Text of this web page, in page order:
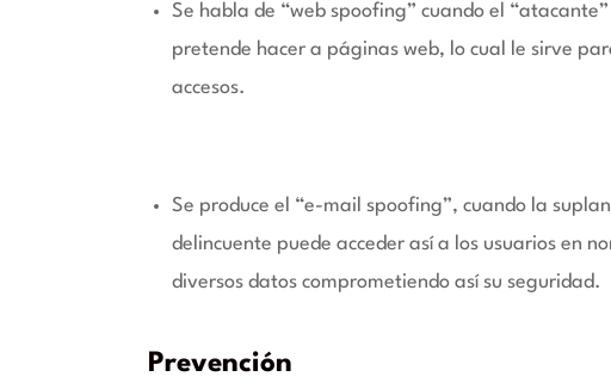
Se habla de “web spoofing” cuando el
pretende hacer a páginas web, lo cual le sirve
accesos.
Se produce el “e-mail spoofing”, cuando la
delincuente puede acceder así a los usuarios en
diversos datos comprometiendo así su seguridad.
Prevención